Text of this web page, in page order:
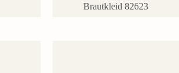
Brautkleid 82623